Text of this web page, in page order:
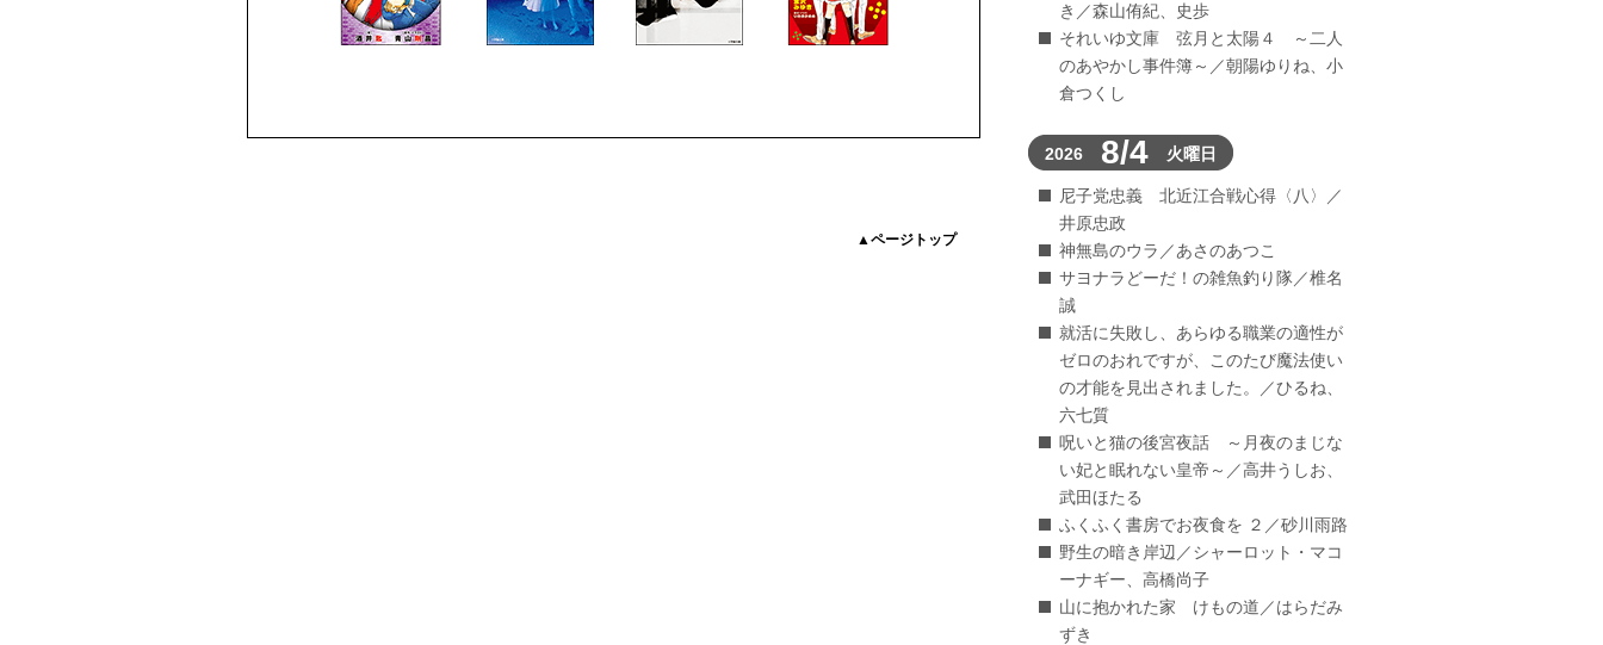
▲ページトップ
き／森山侑紀、史歩
それいゆ文庫 弦月と太陽４ ～二人
のあやかし事件簿～／朝陽ゆりね、小
倉つくし
2026 8/4 火曜日
尼子党忠義 北近江合戦心得〈八〉／
井原忠政
神無島のウラ／あさのあつこ
サヨナラどーだ！の雑魚釣り隊／椎名
誠
就活に失敗し、あらゆる職業の適性が
ゼロのおれですが、このたび魔法使い
の才能を見出されました。／ひるね、
六七質
呪いと猫の後宮夜話 ～月夜のまじな
い妃と眠れない皇帝～／高井うしお、
武田ほたる
ふくふく書房でお夜食を ２／砂川雨路
野生の暗き岸辺／シャーロット・マコ
ーナギー、高橋尚子
山に抱かれた家 けもの道／はらだみ
ずき